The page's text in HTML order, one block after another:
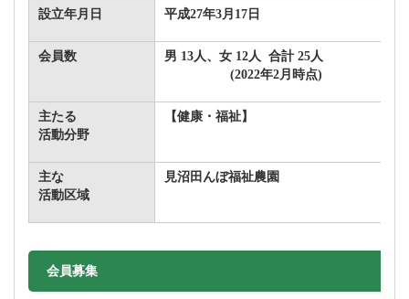
設立年月日 平成27年3月17日
会員数
男 13人、女 12人 合計 25人
(2022年2月時点)
主たる
活動分野
【健康・福祉】
主な
活動区域
見沼田んぼ福祉農園
会員募集